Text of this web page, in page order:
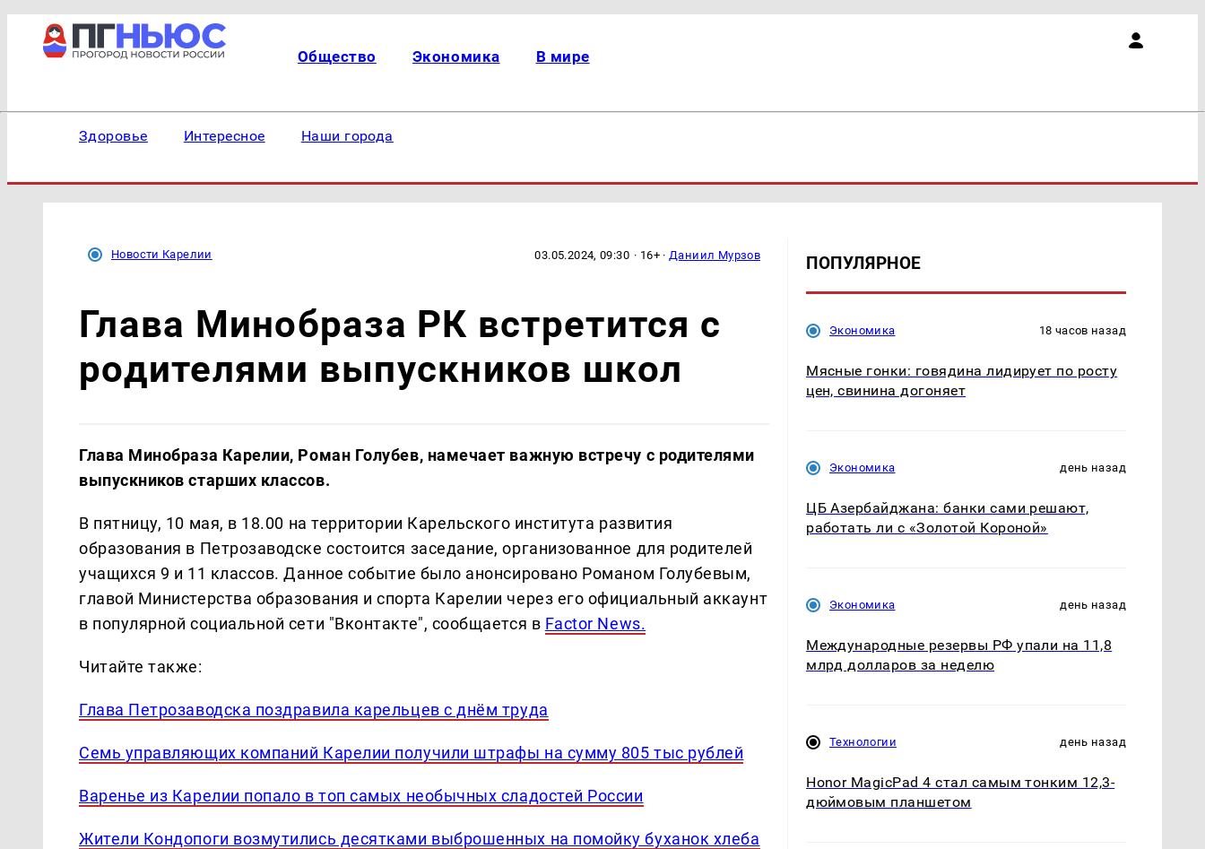
Общество Экономика В мире
Здоровье Интересное Наши города
Новости Карелии 03.05.2024, 09:30 · 16+ · Даниил Мурзов
Глава Минобраза РК встретится с
родителями выпускников школ
Глава Минобраза Карелии, Роман Голубев, намечает важную встречу с родителями
выпускников старших классов.
В пятницу, 10 мая, в 18.00 на территории Карельского института развития
образования в Петрозаводске состоится заседание, организованное для родителей
учащихся 9 и 11 классов. Данное событие было анонсировано Романом Голубевым,
главой Министерства образования и спорта Карелии через его официальный аккаунт
в популярной социальной сети "Вконтакте", сообщается в Factor News.
Читайте также:
Глава Петрозаводска поздравила карельцев с днём труда
Семь управляющих компаний Карелии получили штрафы на сумму 805 тыс рублей
Варенье из Карелии попало в топ самых необычных сладостей России
Жители Кондопоги возмутились десятками выброшенных на помойку буханок хлеба
ПОПУЛЯРНОЕ
Экономика 18 часов назад
Мясные гонки: говядина лидирует по росту
цен, свинина догоняет
Экономика день назад
ЦБ Азербайджана: банки сами решают,
работать ли с «Золотой Короной»
Экономика день назад
Международные резервы РФ упали на 11,8
млрд долларов за неделю
Технологии день назад
Honor MagicPad 4 стал самым тонким 12,3-
дюймовым планшетом